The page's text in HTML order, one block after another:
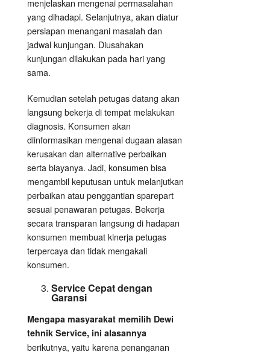
menjelaskan mengenai permasalahan
yang dihadapi. Selanjutnya, akan diatur
persiapan menangani masalah dan
jadwal kunjungan. Diusahakan
kunjungan dilakukan pada hari yang
sama.
Kemudian setelah petugas datang akan
langsung bekerja di tempat melakukan
diagnosis. Konsumen akan
diinformasikan mengenai dugaan alasan
kerusakan dan alternative perbaikan
serta biayanya. Jadi, konsumen bisa
mengambil keputusan untuk melanjutkan
perbaikan atau penggantian sparepart
sesuai penawaran petugas. Bekerja
secara transparan langsung di hadapan
konsumen membuat kinerja petugas
terpercaya dan tidak mengakali
konsumen.
Service Cepat dengan
Garansi
Mengapa masyarakat memilih Dewi
tehnik Service, ini alasannya
berikutnya, yaitu karena penanganan